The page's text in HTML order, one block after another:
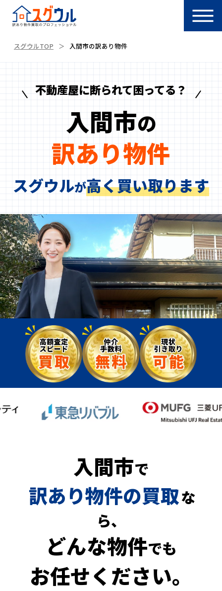
スグウルTOP 入間市の訳あり物件
不動産屋に断られて困ってる？
入間市の
訳あり物件
スグウルが高く買い取ります
入間市で
訳あり物件の買取な
ら、
どんな物件でも
お任せください。